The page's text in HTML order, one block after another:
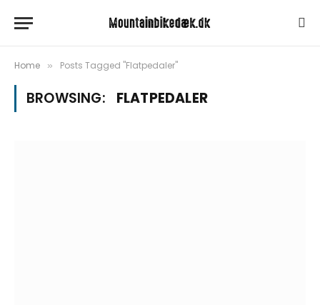
Home » Posts Tagged "Flatpedaler"
BROWSING: FLATPEDALER